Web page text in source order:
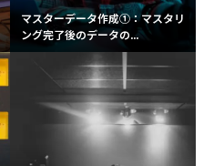
マスターデータ作成①：マスタリ
ング完了後のデータの...